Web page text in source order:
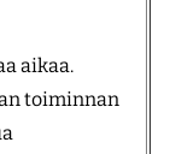
aikaa.
toiminnan